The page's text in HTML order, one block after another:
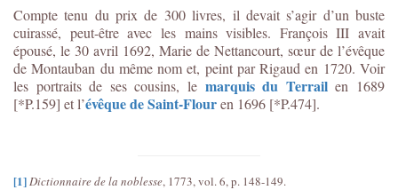
Compte tenu du prix de 300 livres, il devait s’agir d’un buste
cuirassé, peut-être avec les mains visibles. François III avait
épousé, le 30 avril 1692, Marie de Nettancourt, sœur de l’évêque
de Montauban du même nom et, peint par Rigaud en 1720. Voir
les portraits de ses cousins, le marquis du Terrailen 1689
[*P.159] et l’évêque de Saint-Flouren 1696 [*P.474].
[1]Dictionnaire de la noblesse, 1773, vol. 6, p. 148-149.